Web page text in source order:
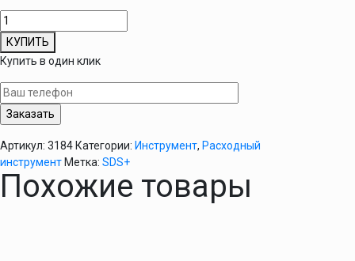
Количество
товара
Сверло
SDS
PLUS
14х310мм
КУПИТЬ
Купить в один клик
Артикул: 3184 Категории: Инструмент, Расходный
инструмент Метка: SDS+
Похожие товары